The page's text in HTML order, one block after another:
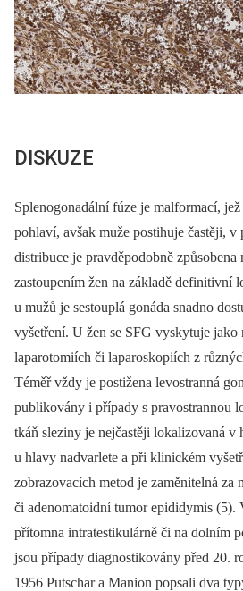
DISKUZE
Splenogonadální fúze je malformací,
pohlaví, avšak muže postihuje častěji, v
distribuce je pravděpodobně způsobena
zastoupením žen na základě definitivní
u mužů je sestouplá gonáda snadno
vyšetření. U žen se SFG vyskytuje jako
laparotomiích či laparoskopiích z
Téměř vždy je postižena levostranná
publikovány i případy s pravostrannou
tkáň sleziny je nejčastěji lokalizovaná v
u hlavy nadvarlete a při klinickém
zobrazovacích metod je zaměnitelná za
či adenomatoidní tumor epididymis (5).
přítomna intratestikulárně či na dolním
jsou případy diagnostikovány před 20.
1956 Putschar a Manion popsali dva